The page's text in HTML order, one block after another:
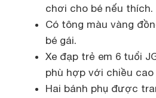
chơi cho bé nếu thích.
Có tông màu vàng
bé gái.
Xe đạp trẻ em 6 tuổi
phù hợp với chiều
Hai bánh phụ được